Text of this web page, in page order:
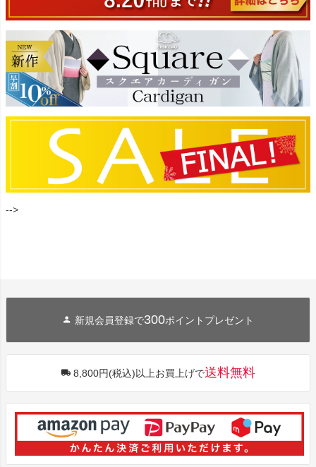
-->
新規会員登録で300ポイントプレゼント
8,800円(税込)以上お買上げで送料無料